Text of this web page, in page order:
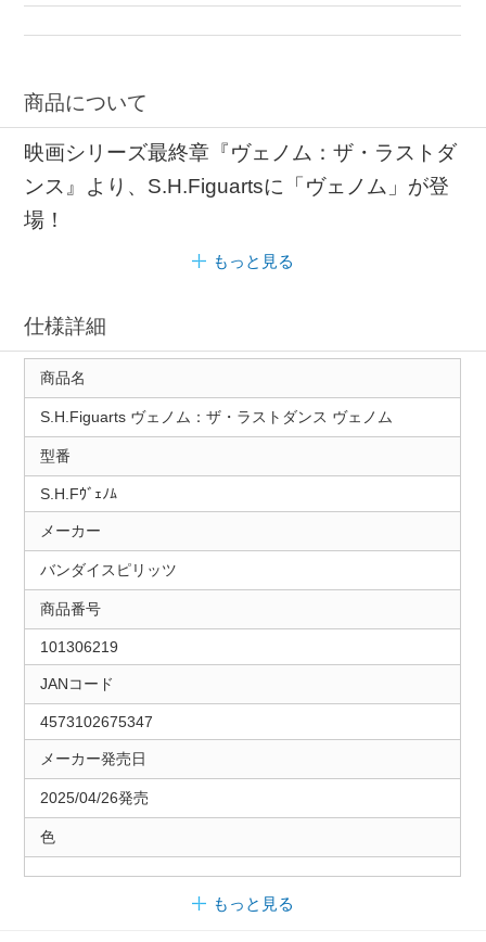
MARVEL ヴェノム
商品について
映画シリーズ最終章『ヴェノム：ザ・ラストダ
ンス』より、S.H.Figuartsに「ヴェノム」が登
場！
もっと見る
仕様詳細
商品名
S.H.Figuarts ヴェノム：ザ・ラストダンス ヴェノム
型番
S.H.Fｳﾞｪﾉﾑ
メーカー
バンダイスピリッツ
商品番号
101306219
JANコード
4573102675347
メーカー発売日
2025/04/26発売
色
もっと見る